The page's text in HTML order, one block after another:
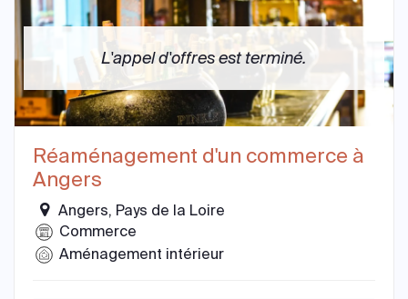
L'appel d'offres est terminé.
Réaménagement d'un commerce à
Angers
Angers, Pays de la Loire
Commerce
Aménagement intérieur